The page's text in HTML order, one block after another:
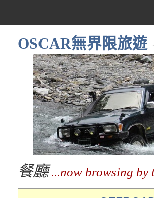
OSCAR無界限旅遊
餐廳...now browsing by